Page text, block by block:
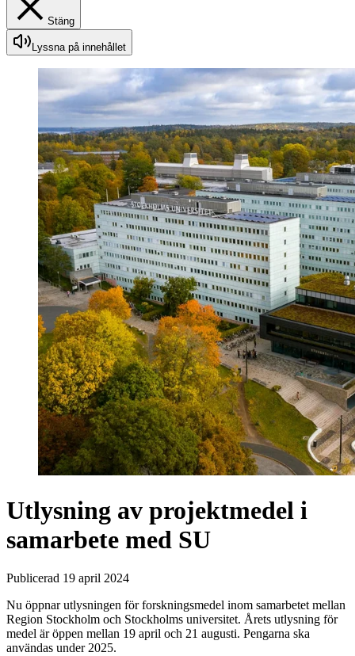
Stäng
Lyssna på innehållet
Utlysning av projektmedel i
samarbete med SU
Publicerad 19 april 2024
Nu öppnar utlysningen för forskningsmedel inom samarbetet mellan
Region Stockholm och Stockholms universitet. Årets utlysning för
medel är öppen mellan 19 april och 21 augusti. Pengarna ska
användas under 2025.